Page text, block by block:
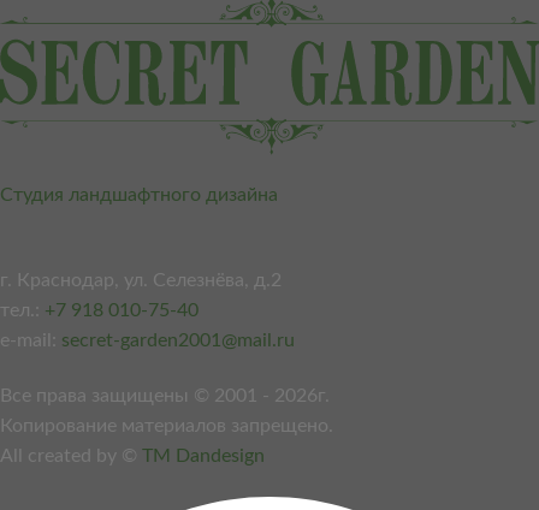
Политика конфиденциальности
Студия ландшафтного дизайна
г. Краснодар, ул. Селезнёва, д.2
тел.: +7 918 010-75-40
e-mail: secret-garden2001@mail.ru
Все права защищены © 2001 - 2026г.
Копирование материалов запрещено.
All created by © TM Dandesign